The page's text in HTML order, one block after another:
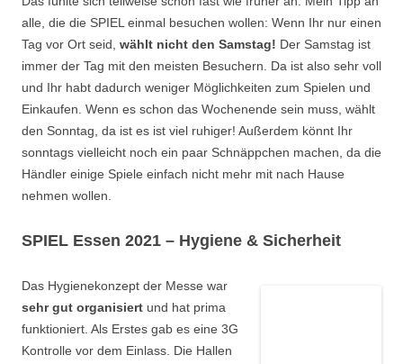
alle, die die SPIEL einmal besuchen wollen: Wenn Ihr nur einen
Tag vor Ort seid, wählt nicht den Samstag! Der Samstag ist
immer der Tag mit den meisten Besuchern. Da ist also sehr voll
und Ihr habt dadurch weniger Möglichkeiten zum Spielen und
Einkaufen. Wenn es schon das Wochenende sein muss, wählt
den Sonntag, da ist es ist viel ruhiger! Außerdem könnt Ihr
sonntags vielleicht noch ein paar Schnäppchen machen, da die
Händler einige Spiele einfach nicht mehr mit nach Hause
nehmen wollen.
SPIEL Essen 2021 – Hygiene & Sicherheit
Das Hygienekonzept der Messe war
sehr gut organisiert und hat prima
funktioniert. Als Erstes gab es eine 3G
Kontrolle vor dem Einlass. Die Hallen